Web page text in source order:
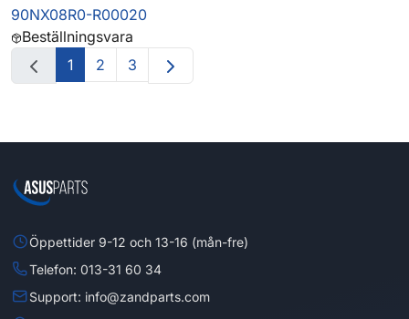
90NX08R0-R00020
Beställningsvara
1
2 3
Öppettider 9-12 och 13-16 (mån-fre)
Telefon: 013-31 60 34
Support: info@zandparts.com